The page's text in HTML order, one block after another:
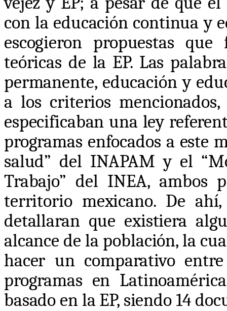
con la educación continua y
escogieron propuestas
teóricas de la EP. Las
permanente, educación y
a los criterios
especificaban una ley
programas enfocados a este
salud” del INAPAM y el
Trabajo” del INEA, ambos
territorio mexicano. De
detallaran que existiera
alcance de la población, la
hacer un comparativo
programas en
basado en la EP, siendo 14